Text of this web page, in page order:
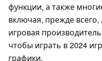
функции, а также
включая, прежде всего,
игровая
чтобы играть в 2024
графики.